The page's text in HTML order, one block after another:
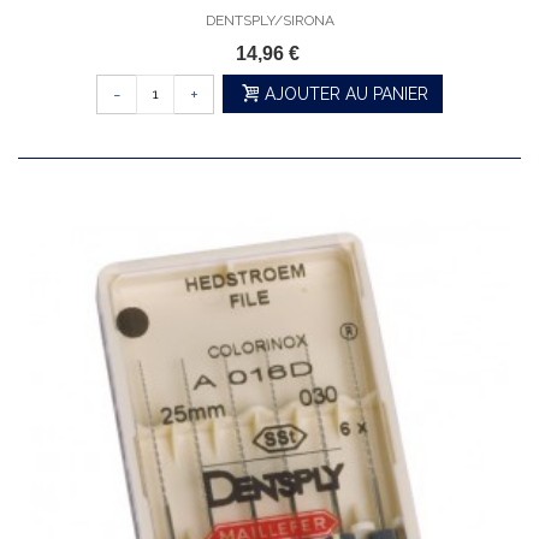
DENTSPLY/SIRONA
14,96 €
- + AJOUTER AU PANIER